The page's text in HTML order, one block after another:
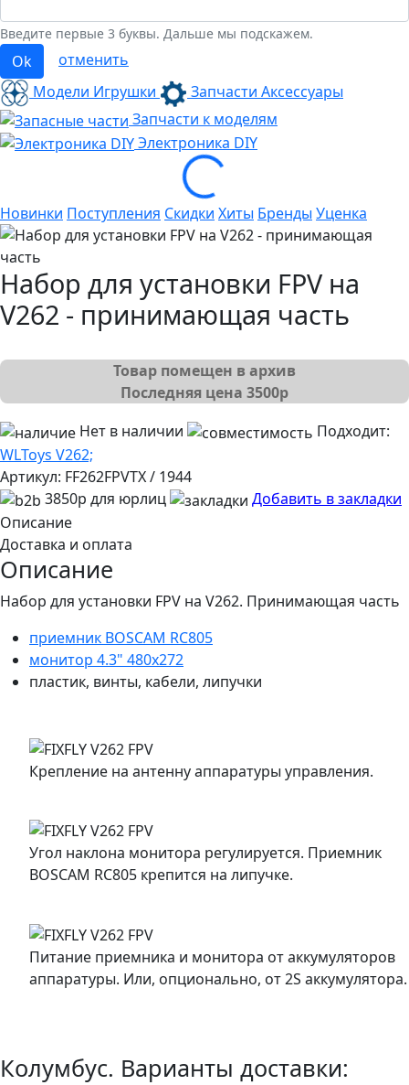
Введите первые 3 буквы. Дальше мы подскажем.
Ok
отменить
Модели Игрушки
Запчасти Аксессуары
Запчасти к моделям
Электроника DIY
Loading...
Новинки Поступления Скидки Хиты Бренды Уценка
Набор для установки FPV на
V262 - принимающая часть
Товар помещен в архив
Последняя цена 3500р
Нет в наличии
Подходит:
WLToys V262;
Артикул: FF262FPVTX / 1944
3850р для юрлиц
Добавить в закладки
Описание
Доставка и оплата
Описание
Набор для установки FPV на V262. Принимающая часть
приемник BOSCAM RC805
монитор 4.3" 480x272
пластик, винты, кабели, липучки
Крепление на антенну аппаратуры управления.
Угол наклона монитора регулируется. Приемник
BOSCAM RC805 крепится на липучке.
Питание приемника и монитора от аккумуляторов
аппаратуры. Или, опционально, от 2S аккумулятора.
Колумбус. Варианты доставки: